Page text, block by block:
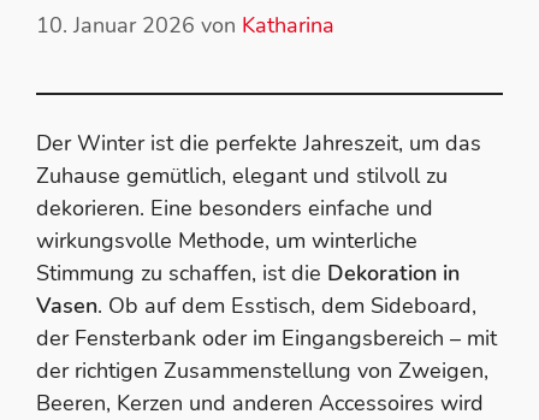
10. Januar 2026 von Katharina
Der Winter ist die perfekte Jahreszeit, um das
Zuhause gemütlich, elegant und stilvoll zu
dekorieren. Eine besonders einfache und
wirkungsvolle Methode, um winterliche
Stimmung zu schaffen, ist die Dekoration in
Vasen. Ob auf dem Esstisch, dem Sideboard,
der Fensterbank oder im Eingangsbereich – mit
der richtigen Zusammenstellung von Zweigen,
Beeren, Kerzen und anderen Accessoires wird